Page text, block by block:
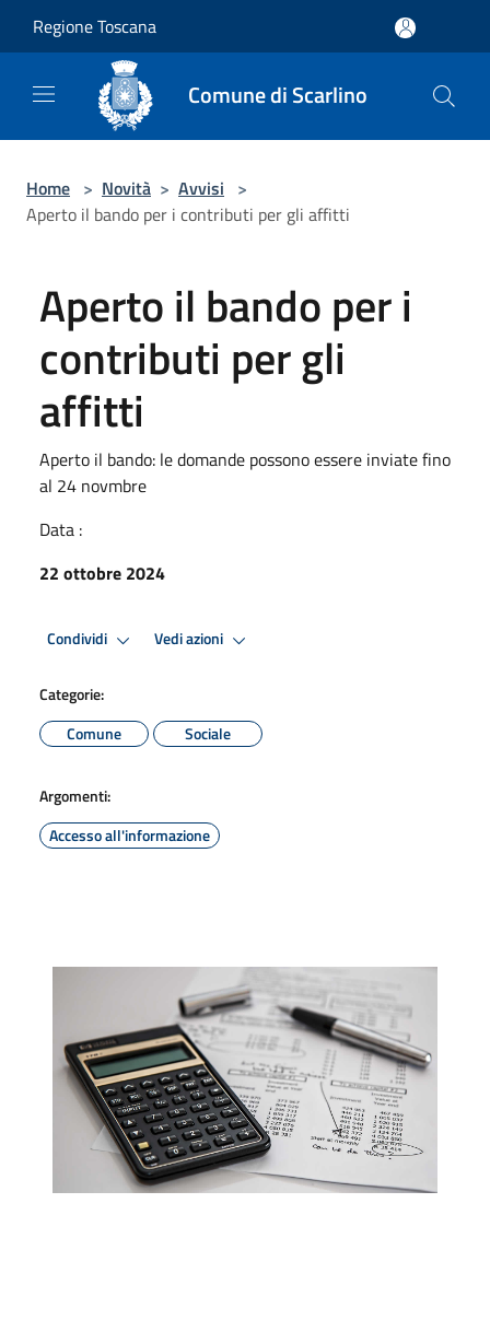
Regione Toscana
Comune di Scarlino
Home > Novità > Avvisi >
Aperto il bando per i contributi per gli affitti
Aperto il bando per i
contributi per gli
affitti
Aperto il bando: le domande possono essere inviate fino
al 24 novmbre
Data :
22 ottobre 2024
Condividi Vedi azioni
Categorie:
Comune
Sociale
Argomenti:
Accesso all'informazione